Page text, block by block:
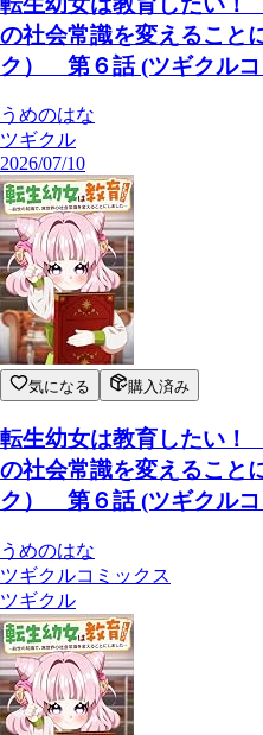
の社会常識を変えること
ク） 第６話 (ツギクルコ
うめのはな
ツギクル
2026/07/10
気になる 購入済み
転生幼女は教育したい
の社会常識を変えること
ク） 第６話 (ツギクルコ
うめのはな
ツギクルコミックス
ツギクル